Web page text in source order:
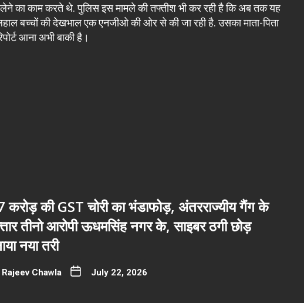
लेने का काम करते थे. पुलिस इस मामले की तफ्तीश भी कर रही है क‍ि अब तक यह
बच्चों की देखभाल एक एनजीओ की ओर से की जा रही है. उसका माता-पिता
आना अभी बाकी है।
करोड़ की GST चोरी का भंडाफोड़, अंतरराज्यीय गैंग के
तीनो आरोपी ऊधमसिंह नगर के, साइबर ठगी छोड़
नया तरी
Rajeev Chawla July 22, 2026